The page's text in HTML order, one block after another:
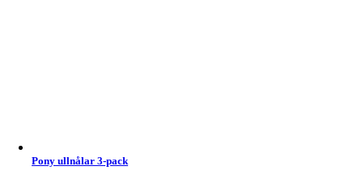
Pony ullnålar 3-pack